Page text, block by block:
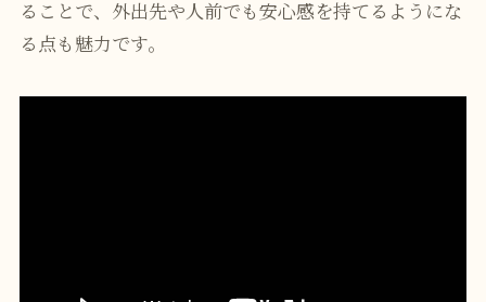
ることで、外出先や人前でも安心感を持てるようにな
る点も魅力です。